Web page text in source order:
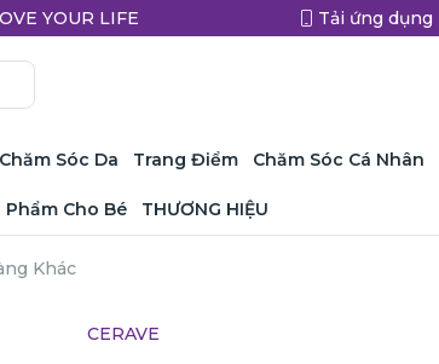
YOUR LIFE Tải ứng dụng
Chăm Sóc Da Trang Điểm Chăm Sóc Cá Nhân
Phẩm Cho Bé THƯƠNG HIỆU
Khác
CERAVE